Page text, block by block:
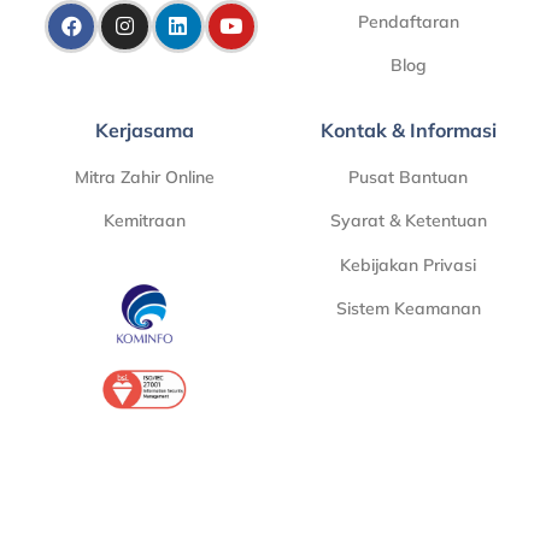
Pendaftaran
Blog
Kerjasama
Mitra Zahir Online
Kemitraan
Kontak & Informasi
Pusat Bantuan
Syarat & Ketentuan
Kebijakan Privasi
Sistem Keamanan